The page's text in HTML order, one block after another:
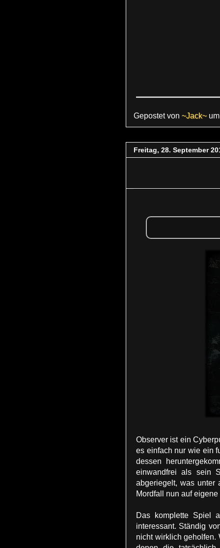
Gepostet von ~Jack~
Freitag, 28. September
Observer ist ein
es einfach nur wie ein
dessen
einwandfrei als sein
abgeriegelt, was unter
Mordfall nun auf
Das komplette Spiel
interessant. Ständig
nicht wirklich geholfen.